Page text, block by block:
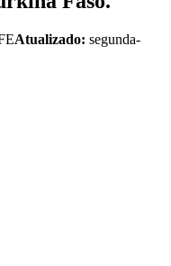
Atualizado: segunda-